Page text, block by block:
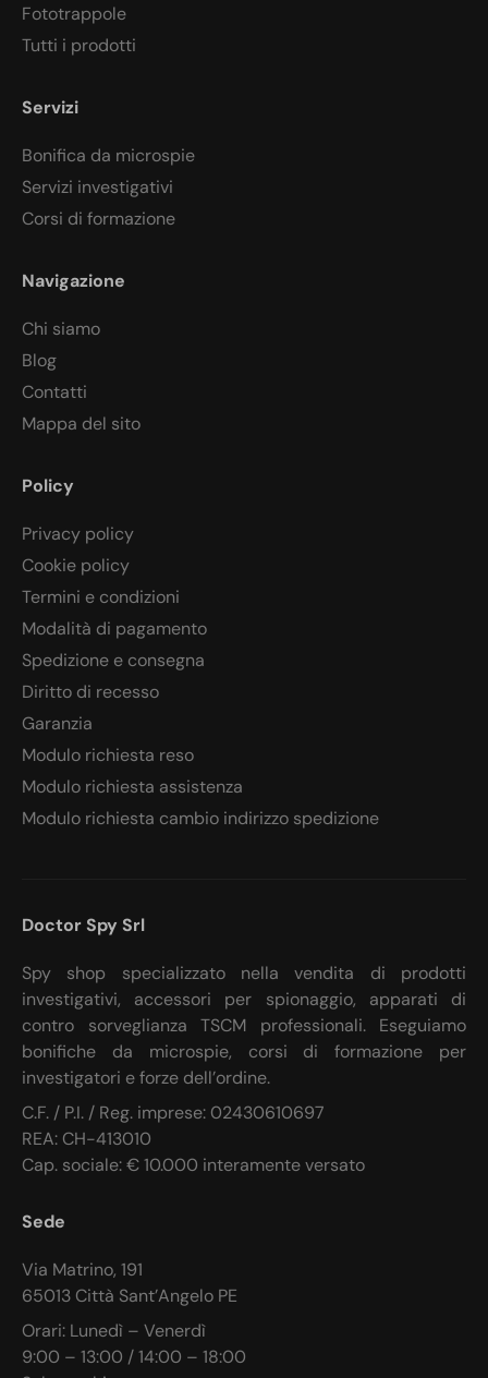
Fototrappole
Tutti i prodotti
Servizi
Bonifica da microspie
Servizi investigativi
Corsi di formazione
Navigazione
Chi siamo
Blog
Contatti
Mappa del sito
Policy
Privacy policy
Cookie policy
Termini e condizioni
Modalità di pagamento
Spedizione e consegna
Diritto di recesso
Garanzia
Modulo richiesta reso
Modulo richiesta assistenza
Modulo richiesta cambio indirizzo spedizione
Doctor Spy Srl
Spy shop specializzato nella vendita di prodotti
investigativi, accessori per spionaggio, apparati di
contro sorveglianza TSCM professionali. Eseguiamo
bonifiche da microspie, corsi di formazione per
investigatori e forze dell’ordine.
C.F. / P.I. / Reg. imprese: 02430610697
REA: CH-413010
Cap. sociale: € 10.000 interamente versato
Sede
Via Matrino, 191
65013 Città Sant’Angelo PE
Orari: Lunedì – Venerdì
9:00 – 13:00 / 14:00 – 18:00